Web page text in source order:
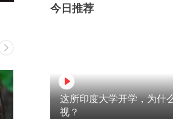
今日推荐
这所印度大学开学，为什
视？